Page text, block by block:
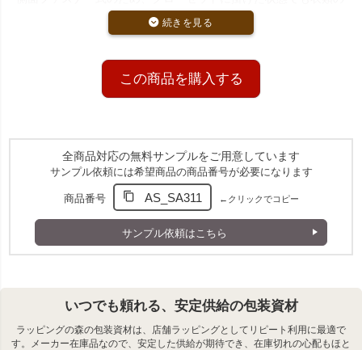
出し入れがスムーズ。 着脱の手間を減らし、日々の衣類管理を
中身が一目で分かる透明窓付き
前面には大きな透明窓を配置し、収納した衣類を外から確認可
能。 探す時間を短縮でき、衣替えや管理作業の効率化にも役立
インテリアになじむ上品なデザイン
オフホワイトの不織布生地に、ベージュのバイアスを合わせた落
ち着いたカラーリング。 見える収納にもなじみ、クローゼット
内の統一感を重視したい方にもおすすめです。
この商品を購入する
全商品対応の無料サンプルをご用意しています
サンプル依頼には希望商品の商品番号が必要になります
商品番号 AS_SA311 ←クリックでコピー
サンプル依頼はこちら
いつでも頼れる、安定供給の包装資材
ラッピングの森の包装資材は、店舗ラッピングとしてリピート利用に最適で
す。メーカー在庫品なので、安定した供給が期待でき、在庫切れの心配もほと